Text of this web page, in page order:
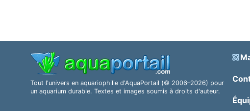
Tout l'univers en aquariophilie d'AquaPortail (© 2006–2026) pour
un aquarium durable. Textes et images soumis à droits d'auteur.